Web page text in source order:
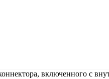
включенного с